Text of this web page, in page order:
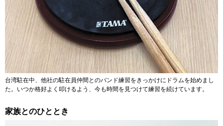
台湾駐在中、他社の駐在員仲間とのバンド練習をきっかけにドラムを始めまし
た。いつか格好よく叩けるよう、今も時間を見つけて練習を続けています。
家族とのひととき